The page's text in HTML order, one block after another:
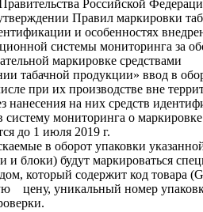
Российской
Правил маркировки
и особенностях
системы мониторинга за
маркировке средствами
табачной продукции» ввод в
при их производстве вне
нанесения на них средств
систему мониторинга о
до 1 июля 2019 г.
в оборот упаковки
и блоки) будут маркироваться
который содержит код товара
цену, уникальный номер